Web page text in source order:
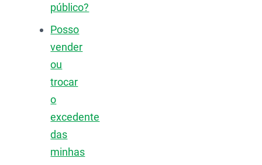
público?
Posso
vender
ou
trocar
o
excedente
das
minhas